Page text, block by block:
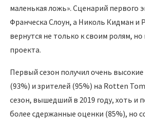
маленькая ложь». Сценарий первого
Франческа Слоун, а Николь Кидман и
вернутся не только к своим ролям,
проекта.
Первый сезон получил очень
(93%) и зрителей (95%) на Rotten
сезон, вышедший в 2019 году, хоть и
более сдержанные оценки (85%), но